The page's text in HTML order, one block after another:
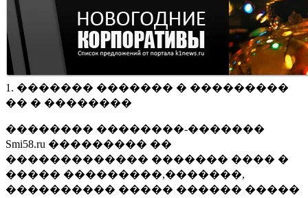
1. ������� ������� � ���������
�� � ��������
�������� ��������-�������
Smi58.ru ��������� ��
������������� ������� ���� �
����� ���������,�������,
���������� ����� ������ �����